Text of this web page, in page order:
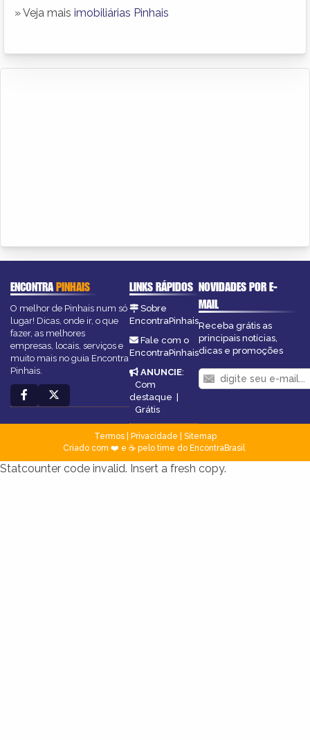
» Veja mais imobiliárias Pinhais
ENCONTRAPINHAIS
O melhor de Pinhais num só
lugar! Dicas, onde ir, o que
fazer, as melhores
empresas, locais, serviços e
muito mais no guia Encontra
Pinhais.
LINKS RÁPIDOS
Sobre
EncontraPinhais
Fale com o
EncontraPinhais
ANUNCIE:
Com
destaque |
Grátis
NOVIDADES POR E-
MAIL
Receba grátis as
principais notícias,
dicas e promoções
Termos| Privacidade
Sitemap
Criado com ❤️ e ☕ pelo time do EncontraBrasil
Statcounter code invalid. Insert a fresh copy.